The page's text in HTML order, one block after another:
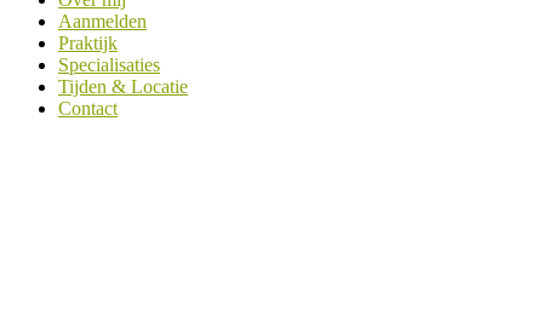
Aanmelden
Praktijk
Specialisaties
Tijden & Locatie
Contact